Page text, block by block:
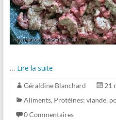
… Lire la suite
Géraldine Blanchard
21
Aliments, Protéines: viande,
0 Commentaires